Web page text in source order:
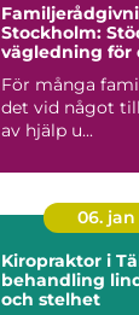
Stockholm:
vägledning för
För många
det vid något
av hjälp u...
06. jan
Kiropraktor i
behandling
och stelhet